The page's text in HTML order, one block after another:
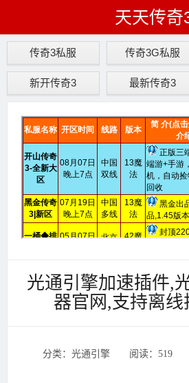
天天传奇
传奇3私服 传奇3G私服
新开传奇3 最新传奇3
光通引擎加速插件,
器官网,支持离线
分类：光通引擎 ‌‍阅读：519